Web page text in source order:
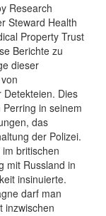
Research
Steward Health
Property Trust
Berichte zu
dieser
Dies
in seinem
das
der Polizei.
britischen
mit Russland in
insinuierte.
darf man
inzwischen